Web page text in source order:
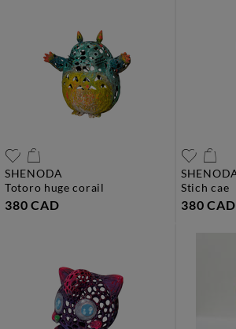
SHENODA
totoro huge corail
380 CAD
stich cae
380 CAD